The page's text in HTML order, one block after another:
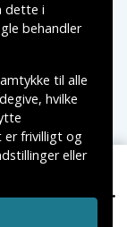
89 kr.
AB
DE
dette i
behandler
til alle
hvilke
er frivilligt og
eller